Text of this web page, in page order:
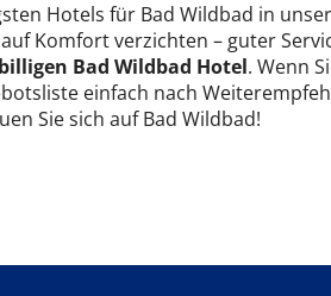
Hotels für Bad Wildbad in
Komfort verzichten – guter
billigen Bad Wildbad Hotel. Wenn
einfach nach
Sie sich auf Bad Wildbad!